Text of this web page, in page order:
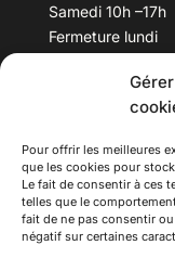
Pour offrir les meilleures
que les cookies pour
Le fait de consentir à ces
telles que le
fait de ne pas consentir
négatif sur certaines
Samedi 10h –17h
Fermeture lundi
Téléphone :